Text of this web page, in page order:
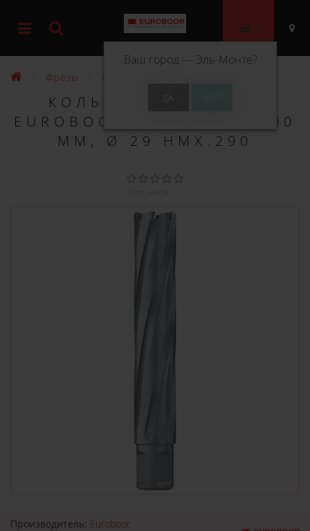
Ваш город — Эль-Монте?
0
Фрезы Фрезы ТСТ 100 мм
КОЛЬЦЕВОЕ СВЕРЛО
EUROBOOR TCT ДЛИНА 100
ММ, Ø 29 HMX.290
Производитель: Euroboor